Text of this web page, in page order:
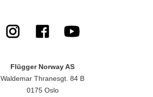
Flügger Norway AS
Waldemar Thranesgt. 84 B
0175 Oslo